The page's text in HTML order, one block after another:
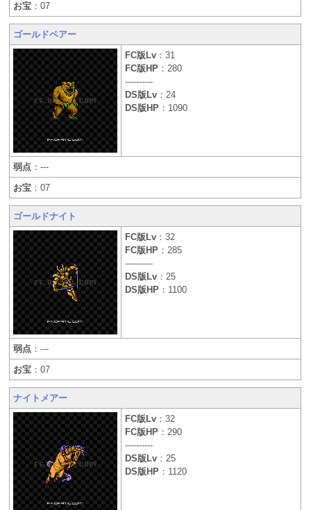
お宝 ：07
ゴールドベアー
FC版Lv ：31
FC版HP ：280
----------
DS版Lv ：24
DS版HP ：1090
弱点 ：---
お宝 ：07
ゴールドナイト
FC版Lv ：32
FC版HP ：285
----------
DS版Lv ：25
DS版HP ：1100
弱点 ：---
お宝 ：07
ナイトメアー
FC版Lv ：32
FC版HP ：290
----------
DS版Lv ：25
DS版HP ：1120